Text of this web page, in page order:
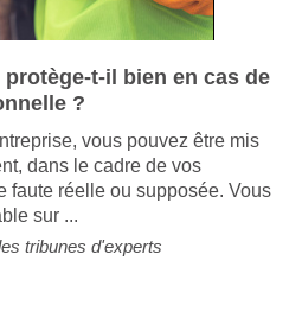
t-il bien en cas de
?
vous pouvez être mis
dans le cadre de vos
réelle ou supposée. Vous